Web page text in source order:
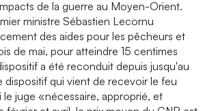
de la guerre au Moyen-Orient.
ministre Sébastien Lecornu
des aides pour les pêcheurs et
de mai, pour atteindre 15 centimes
a été reconduit depuis jusqu'au
dispositif qui vient de recevoir le feu
le juge «nécessaire, approprié, et